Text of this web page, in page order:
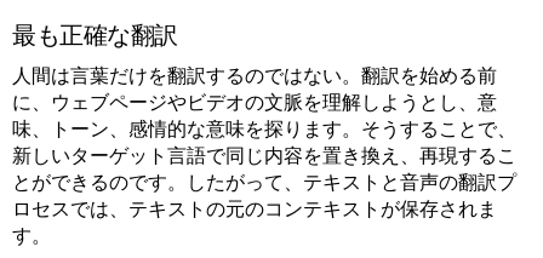
最も正確な翻訳
人間は言葉だけを翻訳するのではない。翻訳を始める前
に、ウェブページやビデオの文脈を理解しようとし、意
味、トーン、感情的な意味を探ります。そうすることで、
新しいターゲット言語で同じ内容を置き換え、再現するこ
とができるのです。したがって、テキストと音声の翻訳プ
ロセスでは、テキストの元のコンテキストが保存されま
す。